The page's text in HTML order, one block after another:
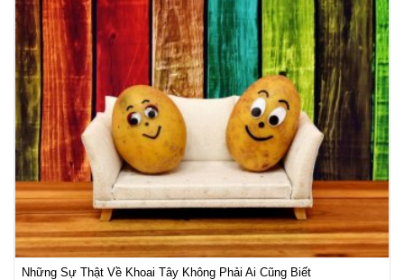
Những Sự Thật Về Khoai Tây Không Phải Ai Cũng Biết